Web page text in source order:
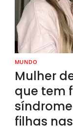
MUNDO
Mulher
que tem
filhas